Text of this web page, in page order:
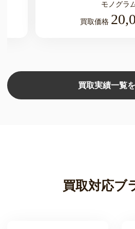
モノグラ
買取価格
買取実績一覧
買取対応ブ